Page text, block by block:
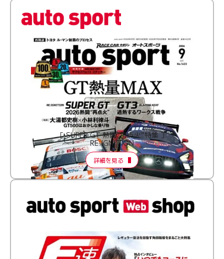
［ SUPER GT 熱闘“再点火”特集 ］
RE:IGNITION
詳細を見る